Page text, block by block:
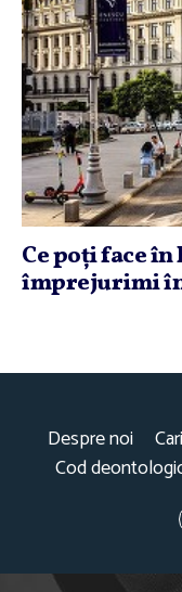
Ce poţi face
împrejurimi în
Despre noi
Cod